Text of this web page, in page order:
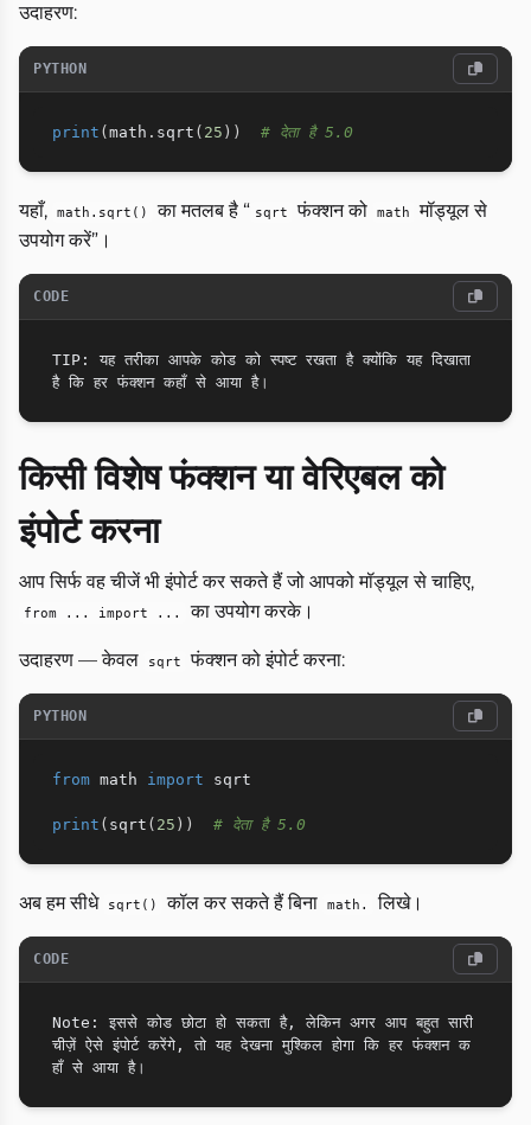
उदाहरण:
PYTHON
print ( math . sqrt ( 25 ) ) # देता है 5.0
यहाँ, math.sqrt() का मतलब है “ sqrt फंक्शन को math मॉड्यूल से
उपयोग करें”।
CODE
TIP: यह तरीका आपके कोड को स्पष्ट रखता है क्योंकि यह दिखाता
किसी विशेष फंक्शन या वेरिएबल को
इंपोर्ट करना
आप सिर्फ वह चीजें भी इंपोर्ट कर सकते हैं जो आपको मॉड्यूल से चाहिए,
from ... import ... का उपयोग करके।
उदाहरण — केवल sqrt फंक्शन को इंपोर्ट करना:
PYTHON
from math import sqrt
print ( sqrt ( 25 ) ) # देता है 5.0
अब हम सीधे sqrt() कॉल कर सकते हैं बिना math. लिखे।
CODE
Note: इससे कोड छोटा हो सकता है, लेकिन अगर आप बहुत सारी
चीज़ें ऐसे इंपोर्ट करेंगे, तो यह देखना मुश्किल होगा कि हर फंक्शन क